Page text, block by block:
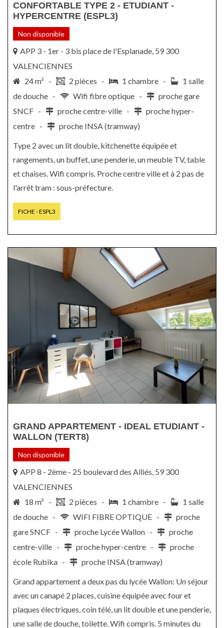
CONFORTABLE TYPE 2 - ETUDIANT -
HYPERCENTRE (ESPL3)
Non disponible
APP 3 - 1er - 3 bis place de l'Esplanade, 59 300
VALENCIENNES
24 m² -
2 pièces - 1 chambre -
1 salle
de douche -
Wifi fibre optique -
proche gare
SNCF -
proche centre-ville -
proche hyper-
centre -
proche INSA (tramway)
Type 2 avec un lit double, kitchenette équipée et
rangements, un buffet, une penderie, un meuble TV, table
et chaises. Wifi compris. Proche centre ville et à 2 pas de
l'arrêt tram : sous-préfecture.
FICHE - ESPL3
GRAND APPARTEMENT - IDEAL ETUDIANT -
WALLON (TERT8)
Non disponible
APP 8 - 2ème - 25 boulevard des Alliés, 59 300
VALENCIENNES
18 m² -
2 pièces - 1 chambre -
1 salle
de douche -
WIFI FIBRE OPTIQUE -
proche
gare SNCF -
proche Lycée Wallon -
proche
centre-ville -
proche hyper-centre -
proche
école Rubika -
proche INSA (tramway)
Grand appartement a deux pas du lycée Wallon: Un séjour
avec un canapé 2 places, cuisine équipée avec four et
plaques électriques, coin télé, un lit double et une penderie,
une salle de douche, toilette. Wifi compris. 5 minutes du